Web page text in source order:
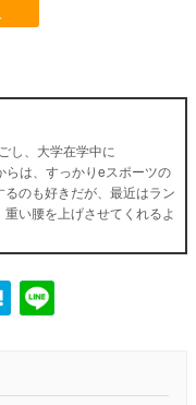
し、大学在学中に
らは、すっかりeスポーツの
のも好きだが、最近はラン
い腰を上げさせてくれるよ